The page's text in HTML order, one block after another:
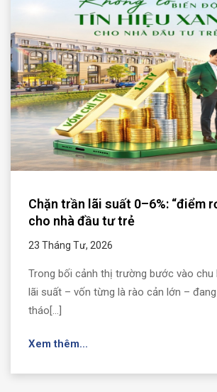
Chặn trần lãi suất 0–6%: “điểm
cho nhà đầu tư trẻ
23 Tháng Tư, 2026
Trong bối cảnh thị trường bước vào chu
lãi suất – vốn từng là rào cản lớn –
tháo[...]
Xem thêm...